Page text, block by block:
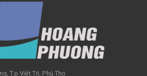
T.p Việt Trì, Phú Thọ